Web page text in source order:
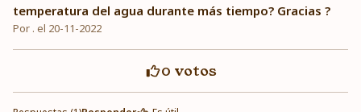
temperatura del agua durante más tiempo? Gracias ?
Por . el 20-11-2022
0 votos